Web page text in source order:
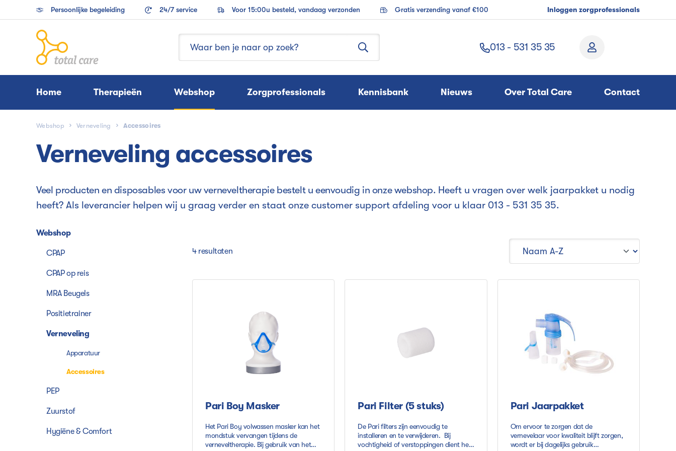
Persoonlijke begeleiding 24/7 service Voor 15:00u besteld, vandaag verzonden Gratis verzending vanaf €100 Inloggen zorgprofessionals
013 - 531 35 35
Home Therapieën Webshop Zorgprofessionals Kennisbank Nieuws Over Total Care Contact
Webshop Verneveling Accessoires
Verneveling accessoires
Veel producten en disposables voor uw verneveltherapie bestelt u eenvoudig in onze webshop. Heeft u vragen over welk jaarpakket u nodig
heeft? Als leverancier helpen wij u graag verder en staat onze customer support afdeling voor u klaar 013 - 531 35 35.
Webshop
CPAP
CPAP op reis
MRA Beugels
Positietrainer
Verneveling
Apparatuur
Accessoires
PEP
Zuurstof
Hygiëne & Comfort
4 resultaten
Pari Boy Masker
Het Pari Boy volwassen masker kan het
mondstuk vervangen tijdens de
verneveltherapie. Bij gebruik van het
Pari Filter (5 stuks)
De Pari filters zijn eenvoudig te
installeren en te verwijderen. Bij
vochtigheid of verstoppingen dient het
Pari Jaarpakket
Om ervoor te zorgen dat de
vernevelaar voor kwaliteit blijft zorgen,
wordt er bij dagelijks gebruik